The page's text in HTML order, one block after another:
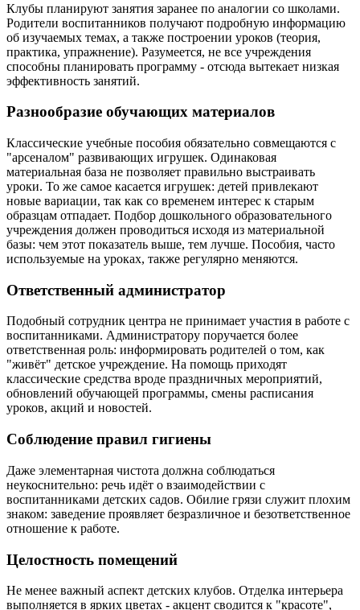
Клубы планируют занятия заранее по аналогии со школами.
Родители воспитанников получают подробную информацию
об изучаемых темах, а также построении уроков (теория,
практика, упражнение). Разумеется, не все учреждения
способны планировать программу - отсюда вытекает низкая
эффективность занятий.
Разнообразие обучающих материалов
Классические учебные пособия обязательно совмещаются с
"арсеналом" развивающих игрушек. Одинаковая
материальная база не позволяет правильно выстраивать
уроки. То же самое касается игрушек: детей привлекают
новые вариации, так как со временем интерес к старым
образцам отпадает. Подбор дошкольного образовательного
учреждения должен проводиться исходя из материальной
базы: чем этот показатель выше, тем лучше. Пособия, часто
используемые на уроках, также регулярно меняются.
Ответственный администратор
Подобный сотрудник центра не принимает участия в работе с
воспитанниками. Администратору поручается более
ответственная роль: информировать родителей о том, как
"живёт" детское учреждение. На помощь приходят
классические средства вроде праздничных мероприятий,
обновлений обучающей программы, смены расписания
уроков, акций и новостей.
Соблюдение правил гигиены
Даже элементарная чистота должна соблюдаться
неукоснительно: речь идёт о взаимодействии с
воспитанниками детских садов. Обилие грязи служит плохим
знаком: заведение проявляет безразличное и безответственное
отношение к работе.
Целостность помещений
Не менее важный аспект детских клубов. Отделка интерьера
выполняется в ярких цветах - акцент сводится к "красоте",